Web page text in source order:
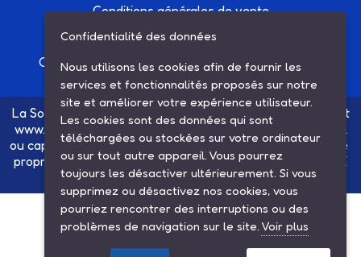
Conditions générales de vente
Contactez-nous
Création site Internet Factor’IT| Mentions légales
La Société SARL ETS MAUGER, exploitante du site internet
www.ets-mauger.com, n'a aucun lien juridique, commercial
ou capitalistique avec la société SINBAR - Groupe Easybike
propriétaire des marques SOLEX, VELOSOLEX, SOLEXINE
et E-SOLEX.
Confidentialité des données
Nous utilisons les cookies afin de fournir les
services et fonctionnalités proposés sur notre
site et améliorer votre expérience utilisateur.
Les cookies sont des données qui sont
téléchargées ou stockées sur votre ordinateur
ou sur tout autre appareil. Vous pourrez
toujours les désactiver ultérieurement. Si vous
supprimez ou désactivez nos cookies, vous
pourriez rencontrer des interruptions ou des
problèmes de navigation sur le site. Voir plus